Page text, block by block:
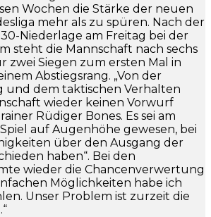
Wochen die Stärke der neuen
mehr als zu spüren. Nach der
Niederlage am Freitag bei der
steht die Mannschaft nach sechs
zwei Siegen zum ersten Mal in
Abstiegsrang. „Von der
dem taktischen Verhalten
wieder keinen Vorwurf
Rüdiger Bones. Es sei am
auf Augenhöhe gewesen, bei
über den Ausgang der
haben“. Bei den
wieder die Chancenverwertung
Möglichkeiten habe ich
Unser Problem ist zurzeit die